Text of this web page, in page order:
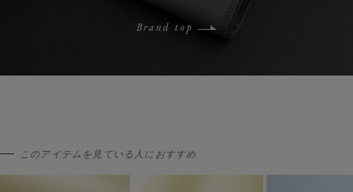
Brand top
このアイテムを見ている人におすすめ